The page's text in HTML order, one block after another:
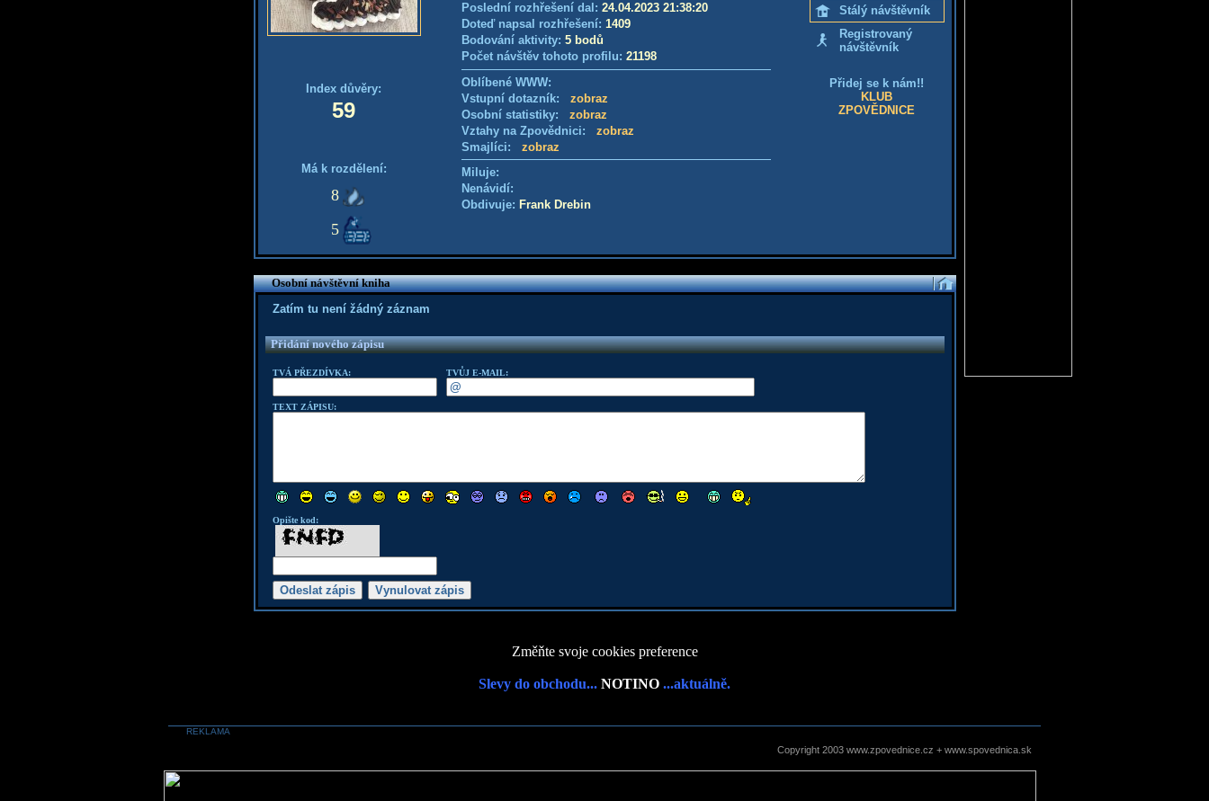
Index důvěry:
59
Má k rozdělení:
8
5
Poslední rozhřešení dal: 24.04.2023 21:38:20
Doteď napsal rozhřešení: 1409
Bodování aktivity: 5 bodů
Počet návštěv tohoto profilu: 21198
Oblíbené WWW:
Vstupní dotazník: zobraz
Osobní statistiky: zobraz
Vztahy na Zpovědnici: zobraz
Smajlíci: zobraz
Miluje:
Nenávidí:
Obdivuje: Frank Drebin
Stálý návštěvník
Registrovaný
návštěvník
Přidej se k nám!!
KLUB
ZPOVĚDNICE
Osobní návštěvní kniha
Zatím tu není žádný záznam
Přidání nového zápisu
TVÁ PŘEZDÍVKA: TVŮJ E-MAIL:
TEXT ZÁPISU:
Opište kod:
Změňte svoje cookies preference
Slevy do obchodu... NOTINO ...aktuálně.
REKLAMA
Copyright 2003 www.zpovednice.cz + www.spovednica.sk